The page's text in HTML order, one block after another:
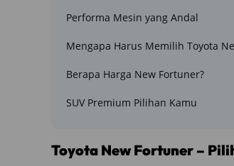
Performa Mesin yang Andal
Mengapa Harus Memilih Toyota
Berapa Harga New Fortuner?
SUV Premium Pilihan Kamu
Toyota New Fortuner –